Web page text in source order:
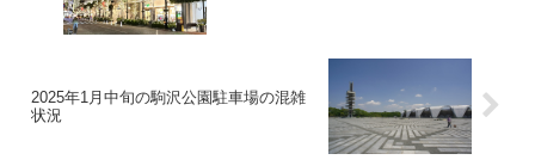
2025年1月中旬の駒沢公園駐車場の混雑
状況